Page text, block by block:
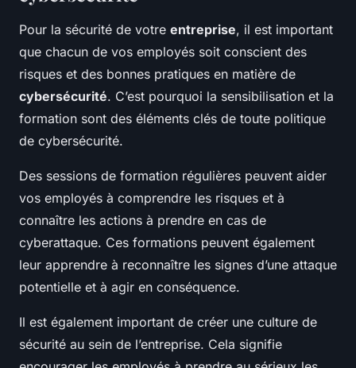
Pour la sécurité de votre entreprise, il est important
que chacun de vos employés soit conscient des
risques et des bonnes pratiques en matière de
cybersécurité. C’est pourquoi la sensibilisation et la
formation sont des éléments clés de toute politique
de cybersécurité.
Des sessions de formation régulières peuvent aider
vos employés à comprendre les risques et à
connaître les actions à prendre en cas de
cyberattaque. Ces formations peuvent également
leur apprendre à reconnaître les signes d’une attaque
potentielle et à agir en conséquence.
Il est également important de créer une culture de
sécurité au sein de l’entreprise. Cela signifie